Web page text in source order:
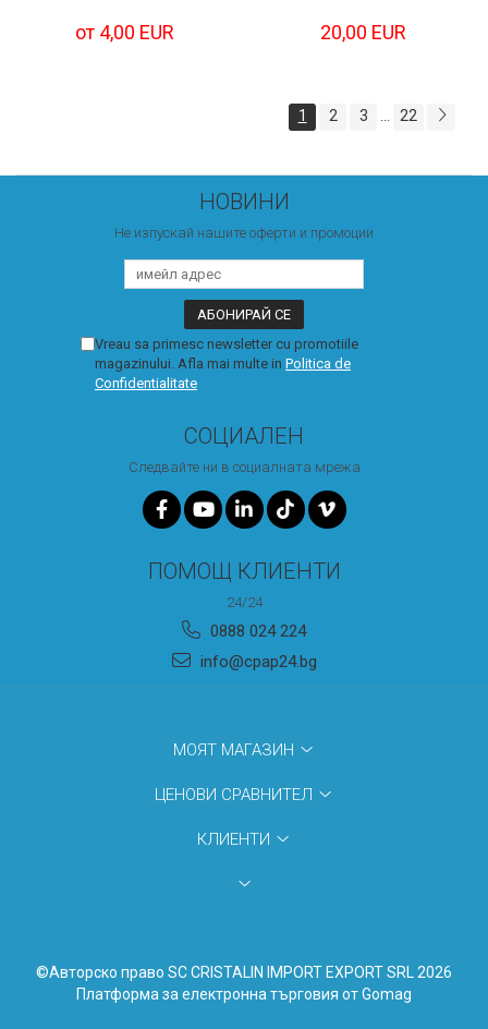
от 4,00 EUR 20,00 EUR
1 2 3 22
НОВИНИ
Не изпускай нашите оферти и промоции
Vreau sa primesc newsletter cu promotiile
magazinului. Afla mai multe in Politica de
Confidentialitate
СОЦИАЛЕН
Следвайте ни в социалната мрежа
ПОМОЩ КЛИЕНТИ
24/24
0888 024 224
info@cpap24.bg
МОЯТ МАГАЗИН
ЦЕНОВИ СРАВНИТЕЛ
КЛИЕНТИ
©Авторско право SC CRISTALIN IMPORT EXPORT SRL 2026
Платформа за електронна търговия от Gomag